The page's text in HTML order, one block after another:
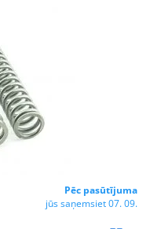
Pēc pasūtījuma
jūs saņemsiet 07. 09.